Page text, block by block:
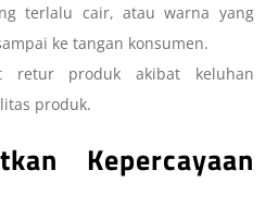
terlalu cair, atau warna yang
ke tangan konsumen.
retur produk akibat keluhan
produk.
Kepercayaan